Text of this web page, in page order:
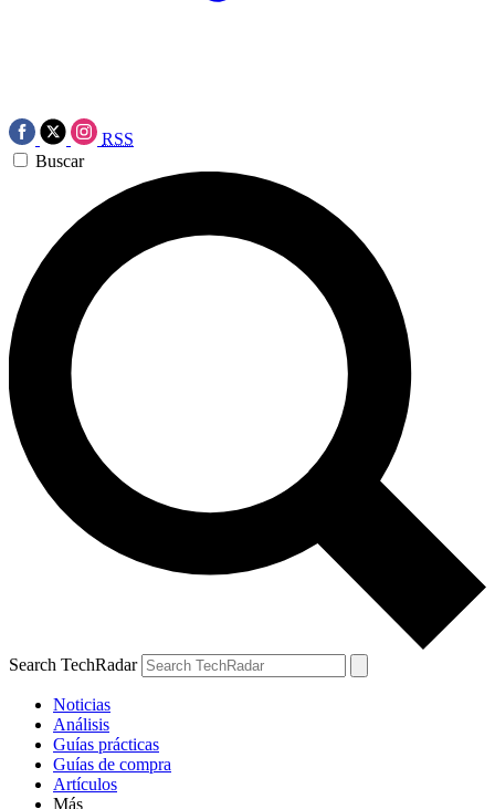
RSS
Buscar
Search TechRadar
Noticias
Análisis
Guías prácticas
Guías de compra
Artículos
Más